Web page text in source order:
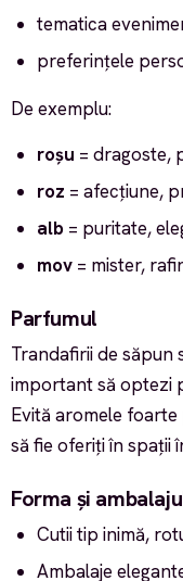
tematica
preferințele
De exemplu:
roșu = dragoste,
roz = afecțiune,
alb = puritate,
mov = mister,
Parfumul
Trandafirii de săpun
important să optezi
Evită aromele foarte
să fie oferiți în spații
Forma și
Cutii tip inimă,
Ambalaje